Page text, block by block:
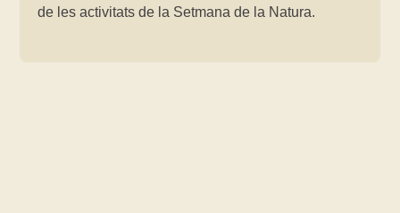
de les activitats de la Setmana de la Natura.